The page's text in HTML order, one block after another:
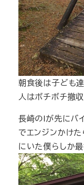
朝食後は子ども
人はボチボチ撤収
長崎のIが先にバ
でエンジンかけ
にいた僕らしか